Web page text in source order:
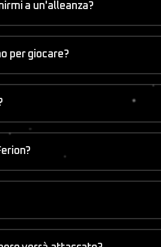
a un'alleanza?
per giocare?